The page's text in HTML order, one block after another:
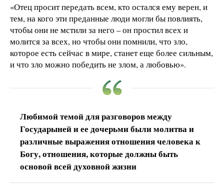
«Отец просит передать всем, кто остался ему верен, и
тем, на кого эти преданные люди могли бы повлиять,
чтобы они не мстили за него – он простил всех и
молится за всех, но чтобы они помнили, что зло,
которое есть сейчас в мире, станет еще более сильным,
и что зло можно победить не злом, а любовью».
Любимой темой для разговоров между
Государыней и ее дочерьми были молитва и
различные выражения отношения человека к
Богу, отношения, которые должны быть
основой всей духовной жизни